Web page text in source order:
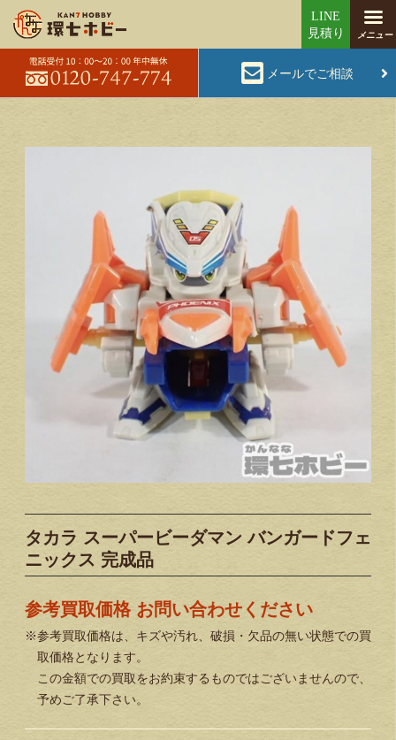
メールでご相談
タカラ スーパービーダマン バンガードフェ
ニックス 完成品
参考買取価格 お問い合わせください
※参考買取価格は、キズや汚れ、破損・欠品の無い状態での買
取価格となります。
この金額での買取をお約束するものではございませんので、
予めご了承下さい。